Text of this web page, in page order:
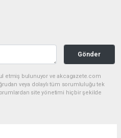
Gönder
etmiş bulunuyor ve akcagazete.com
veya dolaylı tüm sorumluluğu tek
site yönetimi hiçbir şekilde